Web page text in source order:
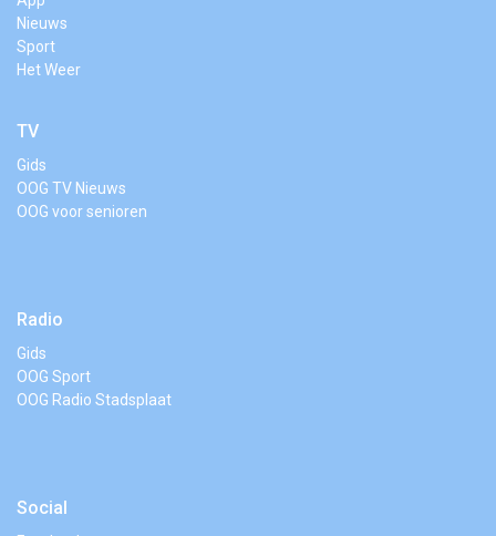
Nieuws
Sport
Het Weer
TV
Gids
OOG TV Nieuws
OOG voor senioren
Radio
Gids
OOG Sport
OOG Radio Stadsplaat
Social